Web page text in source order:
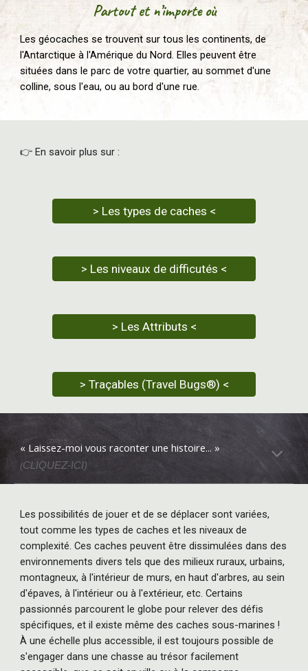
Partout et n’importe où
Les géocaches se trouvent sur tous les continents, de
l'Antarctique à l'Amérique du Nord. Elles peuvent être
situées dans le parc de votre quartier, au sommet d'une
colline, sous l'eau, ou au bord d'une rue.
👉 En savoir plus sur :
> Les types de caches <
> Les niveaux de difficutés <
> Les Attributs <
> Traçables (Travel Bugs®) <
«Laissez-moi vous raconter une histoire... »
(CLIQUEZ-ICI)
Les possibilités de jouer et de se déplacer sont variées,
tout comme les types de caches et les niveaux de
complexité. Ces caches peuvent être dissimulées dans des
environnements divers tels que des milieux ruraux, urbains,
montagneux, à l'intérieur de murs, en haut d'arbres, au sein
d'épaves, à l'intérieur ou à l'extérieur, etc. Certains
passionnés parcourent le globe pour relever des défis
spécifiques, et il existe même des caches sous-marines !
À une échelle plus accessible, il est toujours possible de
s'engager dans une chasse au trésor facilement